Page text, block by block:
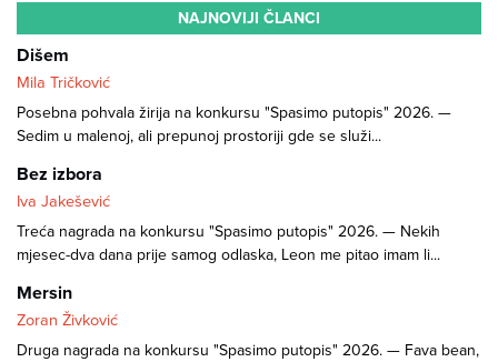
NAJNOVIJI ČLANCI
Dišem
Mila Tričković
Posebna pohvala žirija na konkursu "Spasimo putopis" 2026. —
Sedim u malenoj, ali prepunoj prostoriji gde se služi...
Bez izbora
Iva Jakešević
Treća nagrada na konkursu "Spasimo putopis" 2026. — Nekih
mjesec-dva dana prije samog odlaska, Leon me pitao imam li...
Mersin
Zoran Živković
Druga nagrada na konkursu "Spasimo putopis" 2026. — Fava bean,